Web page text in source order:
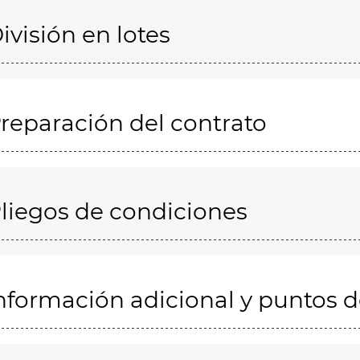
en lotes
del contrato
de condiciones
adicional y puntos